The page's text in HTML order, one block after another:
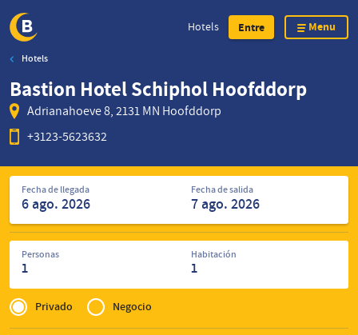
Skip
main
content
Hotels Entre Menu
Hotels
Bastion Hotel Schiphol Hoofddorp
Adrianahoeve 8, 2131 MN Hoofddorp
+3123-5623632
Encuentre
hoteles
Fecha de llegada Fecha de salida
Personas
1
Habitación
1
Privé
of
Zakelijk
Privado Negocio